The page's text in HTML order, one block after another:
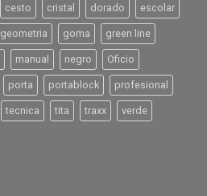
cesto cristal dorado escolar
geometria goma green line
manual negro Oficio
porta portablock profesional
tecnica tita traxx verde